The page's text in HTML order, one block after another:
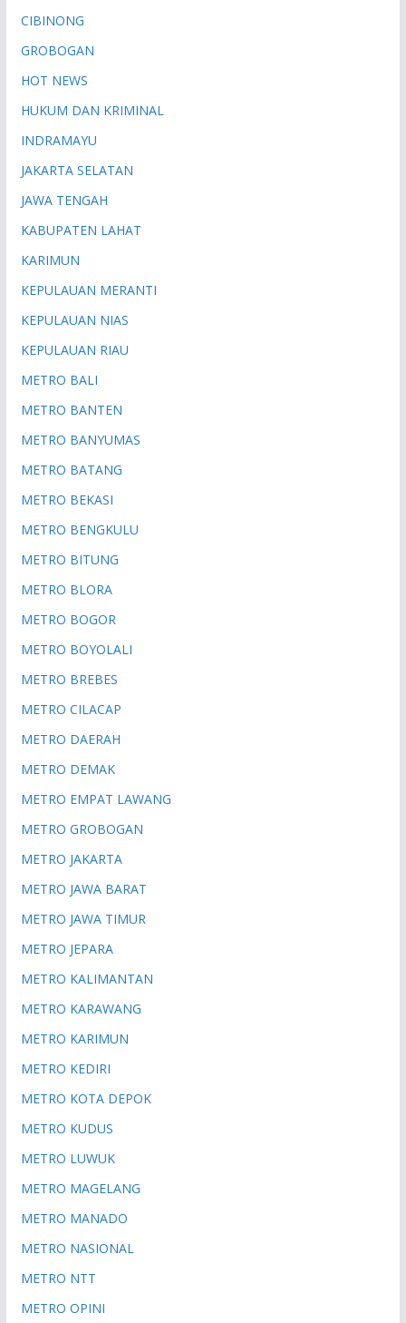
CIBINONG
GROBOGAN
HOT NEWS
HUKUM DAN KRIMINAL
INDRAMAYU
JAKARTA SELATAN
JAWA TENGAH
KABUPATEN LAHAT
KARIMUN
KEPULAUAN MERANTI
KEPULAUAN NIAS
KEPULAUAN RIAU
METRO BALI
METRO BANTEN
METRO BANYUMAS
METRO BATANG
METRO BEKASI
METRO BENGKULU
METRO BITUNG
METRO BLORA
METRO BOGOR
METRO BOYOLALI
METRO BREBES
METRO CILACAP
METRO DAERAH
METRO DEMAK
METRO EMPAT LAWANG
METRO GROBOGAN
METRO JAKARTA
METRO JAWA BARAT
METRO JAWA TIMUR
METRO JEPARA
METRO KALIMANTAN
METRO KARAWANG
METRO KARIMUN
METRO KEDIRI
METRO KOTA DEPOK
METRO KUDUS
METRO LUWUK
METRO MAGELANG
METRO MANADO
METRO NASIONAL
METRO NTT
METRO OPINI